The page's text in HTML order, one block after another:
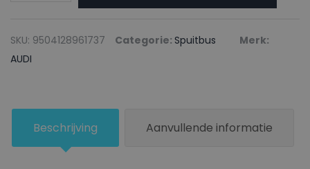
Blanke
lak
NEVADA
BEIGE
-
SKU: 9504128961737 Categorie: Spuitbus
Merk:
AUDI
Beschrijving Aanvullende informatie